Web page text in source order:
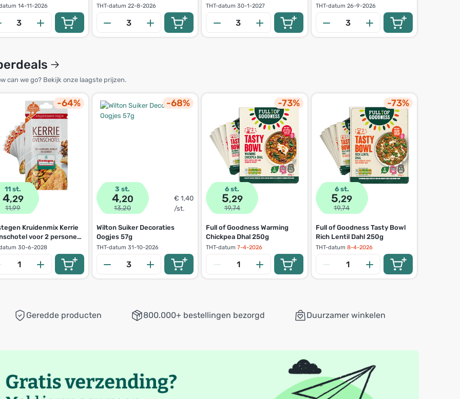
14-11-2026 THT-datum 22-8-2026 THT-datum 30-1-2027 THT-datum 26-9-2026
can we go? Bekijk onze laagste prijzen.
-64%
11 st.
4,29
11,99
Kruidenmix Kerrie
voor 2 personen
30-6-2028
-68%
3 st.
4,20
13,20
€ 1,40
/st.
Wilton Suiker Decoraties
Oogjes 57g
THT-datum 31-10-2026
-73%
6 st.
5,29
19,74
Full of Goodness Warming
Chickpea Dhal 250g
THT-datum 7-4-2026
-73%
6 st.
5,29
19,74
Full of Goodness Tasty Bowl
Rich Lentil Dahl 250g
THT-datum 8-4-2026
Geredde producten 800.000+ bestellingen bezorgd Duurzamer winkelen